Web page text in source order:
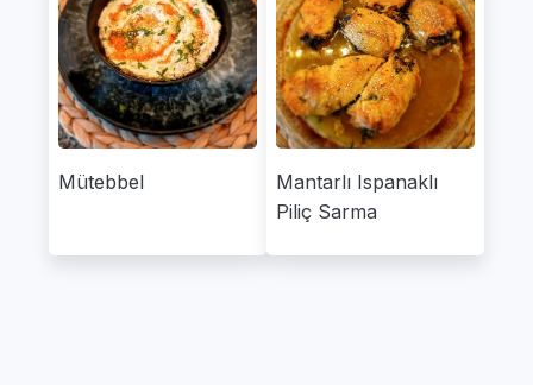
Mütebbel
Mantarlı Ispanaklı
Piliç Sarma